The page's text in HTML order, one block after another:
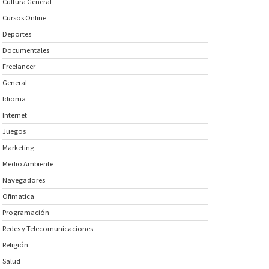
Cursos Online
Deportes
Documentales
Freelancer
General
Idioma
Internet
Juegos
Marketing
Medio Ambiente
Navegadores
Ofimatica
Programación
Redes y Telecomunicaciones
Religión
Salud